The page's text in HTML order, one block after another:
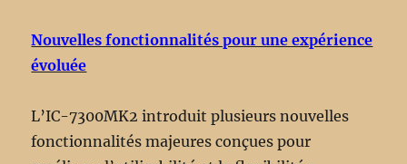
Nouvelles fonctionnalités pour une expérience
évoluée
L’IC-7300MK2 introduit plusieurs nouvelles
fonctionnalités majeures conçues pour